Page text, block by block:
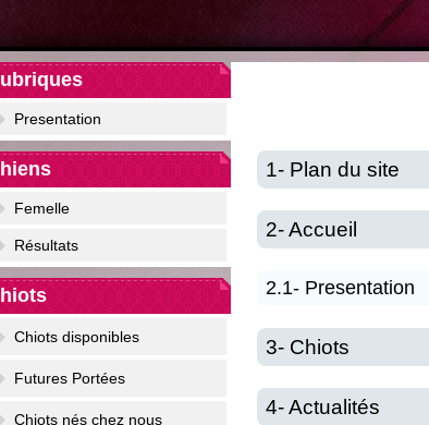
Rubriques
Presentation
Chiens
Femelle
Résultats
Chiots
Chiots disponibles
Futures Portées
Chiots nés chez nous
1- Plan du site
2- Accueil
2.1- Presentation
3- Chiots
4- Actualités